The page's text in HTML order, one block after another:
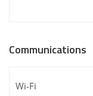
Communications
Wi-Fi